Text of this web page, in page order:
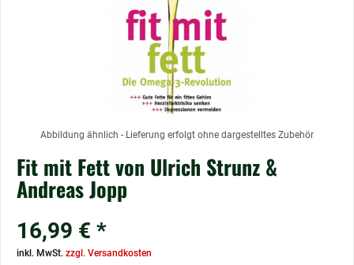
Abbildung ähnlich - Lieferung erfolgt ohne dargestelltes Zubehör
Fit mit Fett von Ulrich Strunz &
Andreas Jopp
16,99 € *
inkl. MwSt. zzgl. Versandkosten